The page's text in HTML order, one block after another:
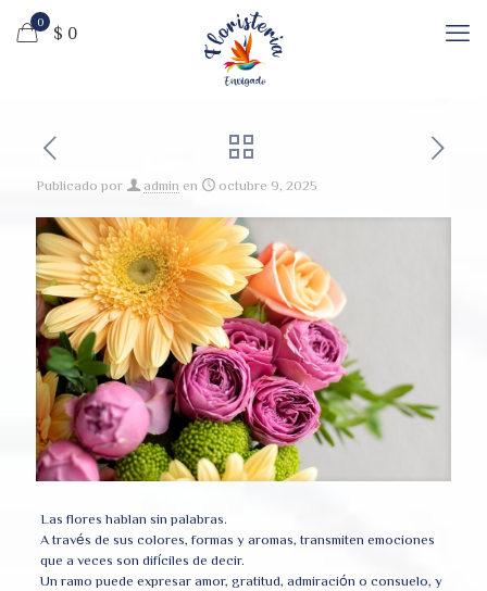
0
$ 0
Publicado por admin en octubre 9, 2025
Las flores hablan sin palabras.
A través de sus colores, formas y aromas, transmiten emociones
que a veces son difíciles de decir.
Un ramo puede expresar amor, gratitud, admiración o consuelo, y